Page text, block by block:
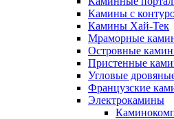
Камины с
Камины Хай-Тек
Мраморные
Островные
Пристенные
Угловые
Французские
Электрокамины